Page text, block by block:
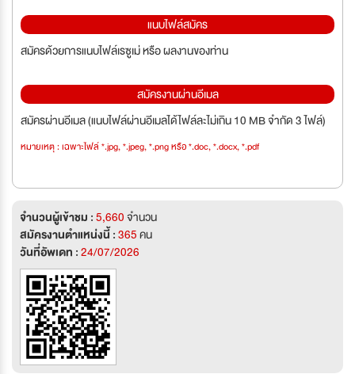
แนบไฟล์สมัคร
สมัครด้วยการแนบไฟล์เรซูเม่ หรือ ผลงานของท่าน
สมัครงานผ่านอีเมล
สมัครผ่านอีเมล (แนบไฟล์ผ่านอีเมลได้ไฟล์ละไม่เกิน 10 MB จำกัด 3 ไฟล์)
หมายเหตุ : เฉพาะไฟล์ *.jpg, *.jpeg, *.png หรือ *.doc, *.docx, *.pdf
จำนวนผู้เข้าชม :5,660จำนวน
สมัครงานตำแหน่งนี้ :365คน
วันที่อัพเดท :24/07/2026